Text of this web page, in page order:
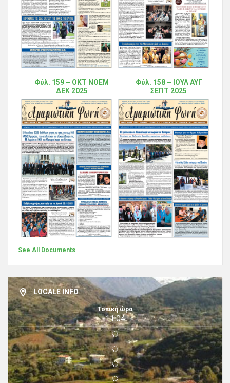
Φύλ. 159 – ΟΚΤ ΝΟΕΜ
ΔΕΚ 2025
Φύλ. 158 – ΙΟΥΛ ΑΥΓ
ΣΕΠΤ 2025
See All Documents
LOCALE INFO
Τοπική ώρα
11:04